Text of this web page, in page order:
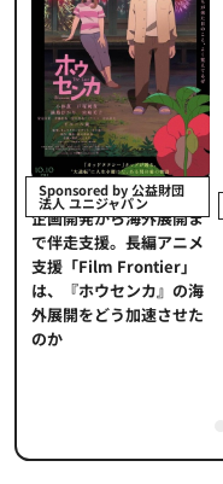
Sponsored by 公益財団
法人 ユニジャパン
企画開発から海外展開ま
で伴走支援。長編アニメ
支援「Film Frontier」
は、『ホウセンカ』の海
外展開をどう加速させた
のか